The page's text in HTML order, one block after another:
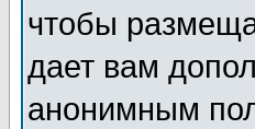
чтобы
дает вам
анонимным